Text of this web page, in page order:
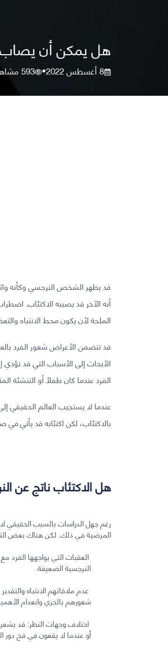
هل يمكن أن يصاب
8 أغسطس 2022 •
593
قد يظهر الشخص النرجسي وكأنه
أنه الآخر قد يصيبه الاكتئاب.
الملحة لأن يكون محط الانتباه
قد تتضمن الأعراض شعور الفرد
الأبحاث إلى الأسباب التي قد
الفرد عندما كان طفلًا أو التنشئة
عندما لا يستجيب العالم
بالاكتئاب، لكن اكتئابه قد يأتي
هل الاكتئاب ناتج عن
رغم جهل الدراسات بالسبب الحقيقي
المرضية في ذلك. لكن هناك بعض
العقبات التي يواجهها الفرد
النرجسية الضعيفة.
عدم ملاقاتهم الانتباه
شعورهم بالخزي وانعدام
اختلاف وجهات النظر: قد
أو عندما لا يقعون في فخ دور